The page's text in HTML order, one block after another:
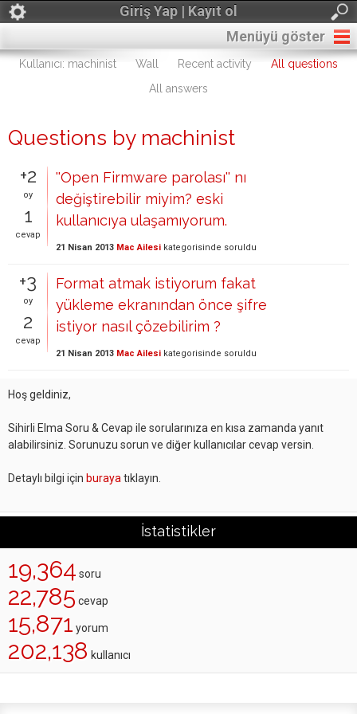
Giriş Yap | Kayıt ol
Menüyü göster
Kullanıcı: machinist Wall Recent activity
All questions
All answers
Questions by machinist
+2
oy
1
cevap
''Open Firmware parolası'' nı
değiştirebilir miyim? eski
kullanıcıya ulaşamıyorum.
21 Nisan 2013 Mac Ailesi kategorisinde soruldu
+3
oy
2
cevap
Format atmak istiyorum fakat
yükleme ekranından önce şifre
istiyor nasıl çözebilirim ?
21 Nisan 2013 Mac Ailesi kategorisinde soruldu
Hoş geldiniz,
Sihirli Elma Soru & Cevap ile sorularınıza en kısa zamanda yanıt
alabilirsiniz. Sorunuzu sorun ve diğer kullanıcılar cevap versin.
Detaylı bilgi için buraya tıklayın.
İstatistikler
19,364 soru
22,785 cevap
15,871 yorum
202,138 kullanıcı